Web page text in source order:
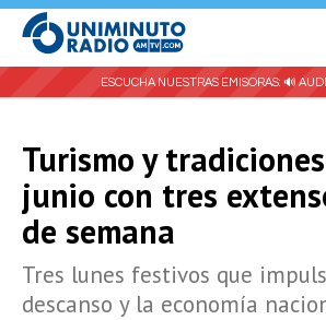
ESCUCHA NUESTRAS EMISORAS: 🔊
Turismo y
junio con tres
de semana
Tres lunes festivos que
descanso y la economía